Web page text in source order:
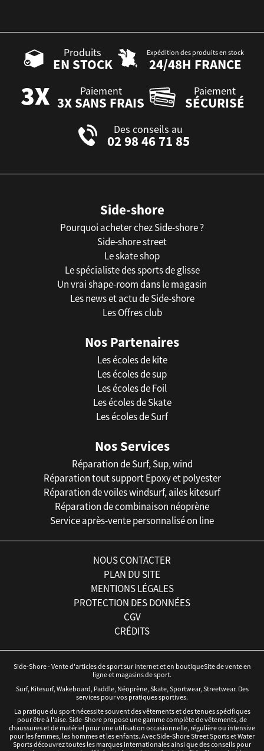
Produits
EN STOCK
Expédition des produits en stock
24/48H FRANCE
Paiement
3X SANS FRAIS
Paiement
SÉCURISÉ
Des conseils au
02 98 46 71 85
Side-shore
Pourquoi acheter chez Side-shore ?
Side-shore street
Le skate shop
Le spécialiste des sports de glisse
Un vrai shape-room dans le magasin
Les news et actu de Side-shore
Les Offres club
Nos Partenaires
Les écoles de kite
Les écoles de sup
Les écoles de Foil
Les écoles de Skate
Les écoles de Surf
Nos Services
Réparation de Surf, Sup, wind
Réparation tout support Epoxy et polyester
Réparation de voiles windsurf, ailes kitesurf
Réparation de combinaison néoprène
Service après-vente personnalisé on line
NOUS CONTACTER
PLAN DU SITE
MENTIONS LÉGALES
PROTECTION DES DONNÉES
CGV
CRÉDITS
Side-Shore - Vente d'articles de sport sur internet et en boutiqueSite de vente en
ligne et magasins de sport.
Surf, Kitesurf, Wakeboard, Paddle, Néoprène, Skate, Sportwear, Streetwear. Des
services pour vos pratiques sportives.
La pratique du sport nécessite souvent des vêtements et des tenues spécifiques
pour être à l'aise. Side-Shore propose une gamme complète de vêtements, de
chaussures et de matériel pour une utilisation occasionnelle, régulière ou intensive
pour les femmes, les hommes et les enfants. Avec Side-Shore Street Sports et Water
Sports découvrez toutes les marques internationales ainsi que des conseils pour